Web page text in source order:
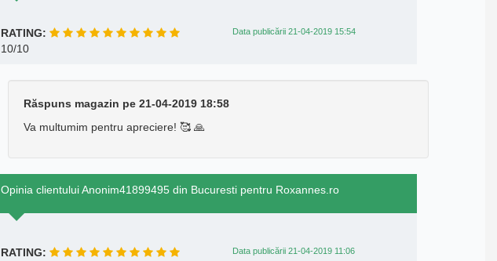
RATING: Data publicării 21-04-2019 15:54
10/10
Răspuns magazin pe 21-04-2019 18:58
Va multumim pentru apreciere! 🥰 🙏
Opinia clientului Anonim41899495 din Bucuresti pentru Roxannes.ro
RATING: Data publicării 21-04-2019 11:06